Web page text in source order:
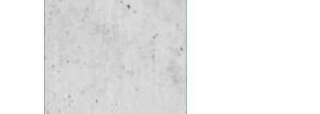
krävs genomtänkt
trädvård för att både
människor och träd ska
må bra. Många
fastighetsägare, bos...